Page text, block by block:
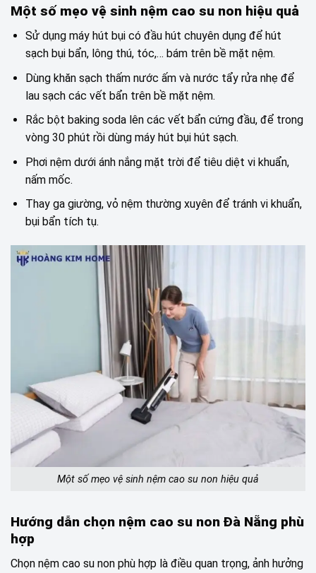
Một số mẹo vệ sinh nệm cao su non hiệu quả
Sử dụng máy hút bụi có đầu hút chuyên dụng để hút
sạch bụi bẩn, lông thú, tóc,… bám trên bề mặt nệm.
Dùng khăn sạch thấm nước ấm và nước tẩy rửa nhẹ để
lau sạch các vết bẩn trên bề mặt nệm.
Rắc bột baking soda lên các vết bẩn cứng đầu, để trong
vòng 30 phút rồi dùng máy hút bụi hút sạch.
Phơi nệm dưới ánh nắng mặt trời để tiêu diệt vi khuẩn,
nấm mốc.
Thay ga giường, vỏ nệm thường xuyên để tránh vi khuẩn,
bụi bẩn tích tụ.
Một số mẹo vệ sinh nệm cao su non hiệu quả
Hướng dẫn chọn nệm cao su non Đà Nẵng phù
hợp
Chọn nệm cao su non phù hợp là điều quan trọng, ảnh hưởng